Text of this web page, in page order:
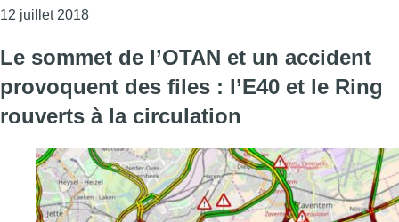
12 juillet 2018Consulter l'article "Le sommet de l’OTAN se
Le sommet de l’OTAN et un accident
provoquent des files : l’E40 et le Ring
rouverts à la circulation